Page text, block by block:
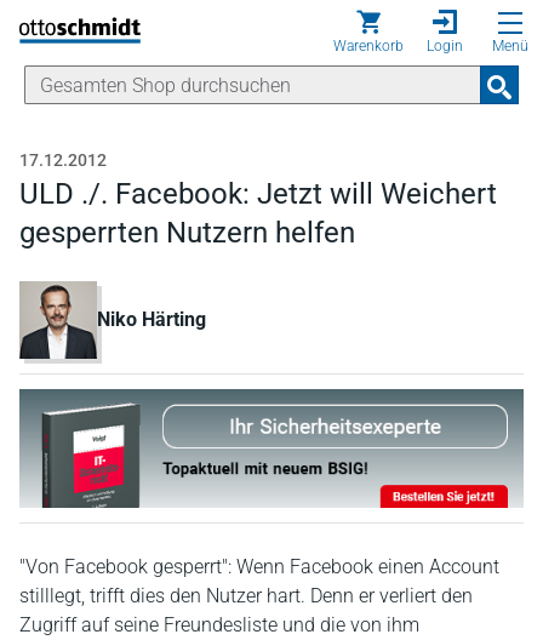
Direkt zum Inhalt
Warenkorb Login Menü
17.12.2012
ULD ./. Facebook: Jetzt will Weichert
gesperrten Nutzern helfen
Niko Härting
"Von Facebook gesperrt": Wenn Facebook einen Account
stilllegt, trifft dies den Nutzer hart. Denn er verliert den
Zugriff auf seine Freundesliste und die von ihm